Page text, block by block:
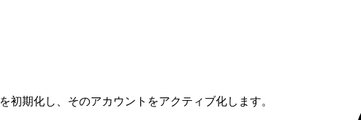
初期化し、そのアカウントをアクティブ化します。